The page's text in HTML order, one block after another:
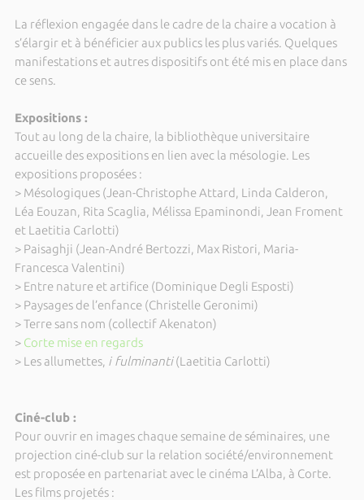
La réflexion engagée dans le cadre de la chaire a vocation à
s’élargir et à bénéficier aux publics les plus variés. Quelques
manifestations et autres dispositifs ont été mis en place dans
ce sens.
Expositions :
Tout au long de la chaire, la bibliothèque universitaire
accueille des expositions en lien avec la mésologie. Les
expositions proposées :
> Mésologiques (Jean-Christophe Attard, Linda Calderon,
Léa Eouzan, Rita Scaglia, Mélissa Epaminondi, Jean Froment
et Laetitia Carlotti)
> Paisaghji (Jean-André Bertozzi, Max Ristori, Maria-
Francesca Valentini)
> Entre nature et artifice (Dominique Degli Esposti)
> Paysages de l’enfance (Christelle Geronimi)
> Terre sans nom (collectif Akenaton)
> Corte mise en regards
> Les allumettes, i fulminanti(Laetitia Carlotti)
Ciné-club :
Pour ouvrir en images chaque semaine de séminaires, une
projection ciné-club sur la relation société/environnement
est proposée en partenariat avec le cinéma L’Alba, à Corte.
Les films projetés :